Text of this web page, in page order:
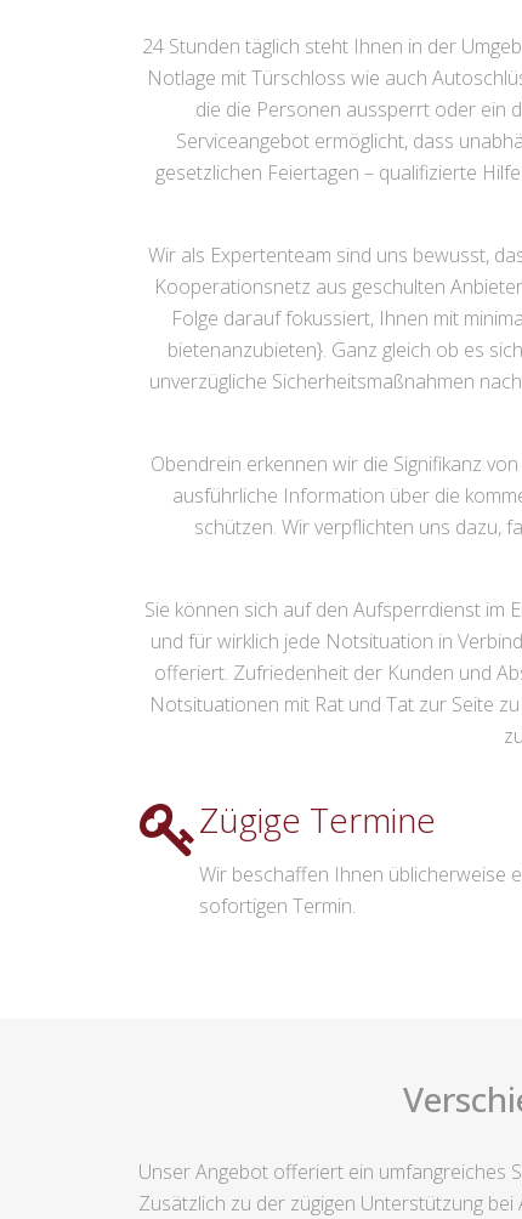
24 Stunden täglich steht Ihnen in der
Notlage mit Türschloss wie auch
die die Personen aussperrt oder ein
Serviceangebot ermöglicht, dass
gesetzlichen Feiertagen – qualifizierte
Wir als Expertenteam sind uns bewusst,
Kooperationsnetz aus geschulten
Folge darauf fokussiert, Ihnen mit
bietenanzubieten}. Ganz gleich ob es
unverzügliche Sicherheitsmaßnahmen
Obendrein erkennen wir die Signifikanz
ausführliche Information über die
schützen. Wir verpflichten uns dazu,
Sie können sich auf den Aufsperrdienst im
und für wirklich jede Notsituation in
offeriert. Zufriedenheit der Kunden und
Notsituationen mit Rat und Tat zur Seite
Zügige Termine
Wir beschaffen Ihnen üblicherweise
sofortigen Termin.
Unser Angebot offeriert ein umfangreiches
Zusätzlich zu der zügigen Unterstützung